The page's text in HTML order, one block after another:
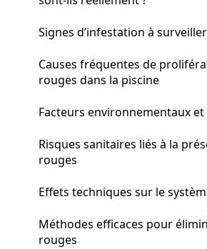
Signes d’infestation à surveiller
Causes fréquentes de
rouges dans la piscine
Facteurs environnementaux
Risques sanitaires liés à la
rouges
Effets techniques sur le
Méthodes efficaces pour
rouges